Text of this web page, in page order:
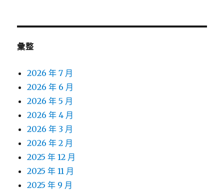
彙整
2026 年 7 月
2026 年 6 月
2026 年 5 月
2026 年 4 月
2026 年 3 月
2026 年 2 月
2025 年 12 月
2025 年 11 月
2025 年 9 月